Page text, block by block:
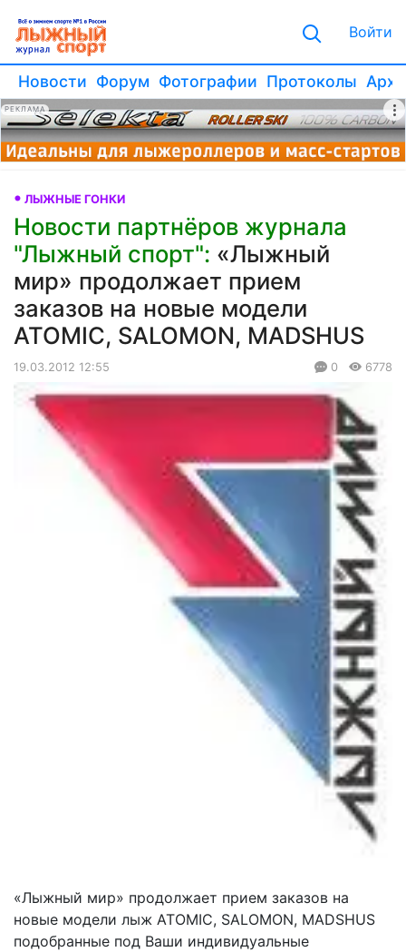
Войти
Новости Форум Фотографии Протоколы
РЕКЛАМА
ЛЫЖНЫЕ ГОНКИ
Новости партнёров журнала
"Лыжный спорт": «Лыжный
мир» продолжает прием
заказов на новые модели
ATOMIC, SALOMON, MADSHUS
19.03.2012 12:55 0 6778
«Лыжный мир» продолжает прием заказов на
новые модели лыж ATOMIC, SALOMON, MADSHUS
подобранные под Ваши индивидуальные